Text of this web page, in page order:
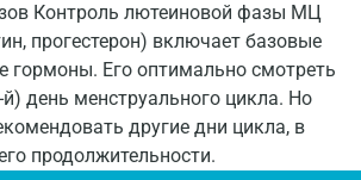
Контроль лютеиновой фазы МЦ
прогестерон) включает базовые
гормоны. Его оптимально смотреть
й) день менструального цикла. Но
другие дни цикла, в
продолжительности.